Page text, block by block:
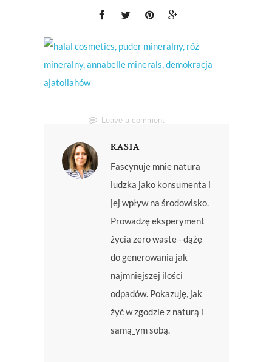
Leave a comment
KASIA
Fascynuje mnie natura
ludzka jako konsumenta i
jej wpływ na środowisko.
Prowadzę eksperyment
życia zero waste - dążę
do generowania jak
najmniejszej ilości
odpadów. Pokazuję, jak
żyć w zgodzie z naturą i
samą_ym sobą.